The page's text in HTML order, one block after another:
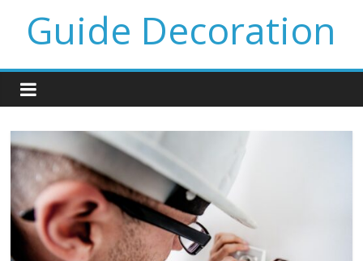
Guide Decoration